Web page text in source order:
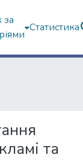
за
Статистика
та